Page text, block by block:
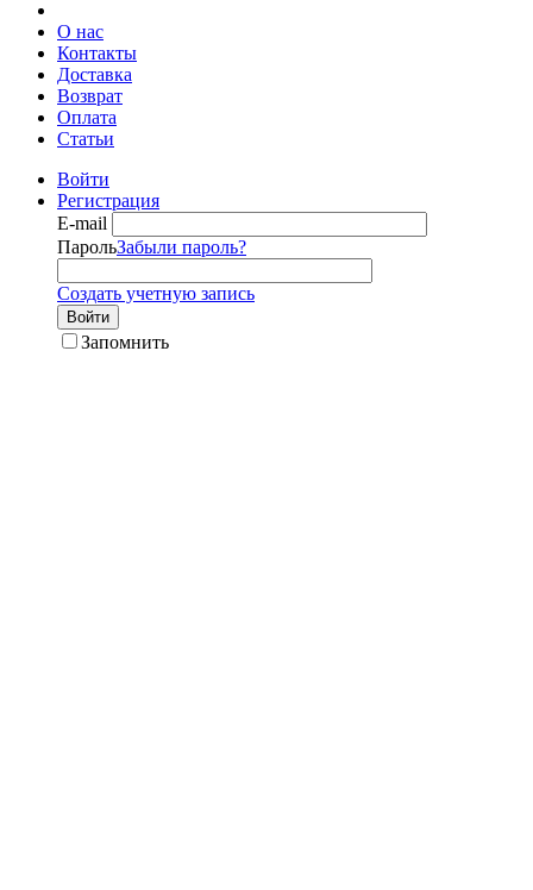
О нас
Контакты
Доставка
Возврат
Оплата
Статьи
Войти
Регистрация
E-mail
ПарольЗабыли пароль?
Создать учетную запись
Войти
Запомнить